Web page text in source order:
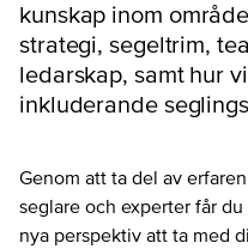
kunskap inom
strategi, segeltrim,
ledarskap, samt hur
inkluderande
Genom att ta del av
seglare och experter får
nya perspektiv att ta med